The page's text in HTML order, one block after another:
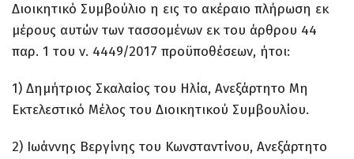
Διοικητικό Συμβούλιο η εις το ακέραιο πλήρωση εκ
μέρους αυτών των τασσομένων εκ του άρθρου 44
παρ. 1 του ν. 4449/2017 προϋποθέσεων, ήτοι:
1) Δημήτριος Σκαλαίος του Ηλία, Ανεξάρτητο Μη
Εκτελεστικό Μέλος του Διοικητικού Συμβουλίου.
2) Ιωάννης Βεργίνης του Κωνσταντίνου, Ανεξάρτητο